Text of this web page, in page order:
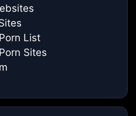
List
Sites